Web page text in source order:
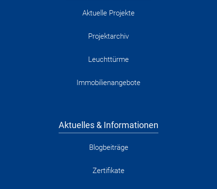
Aktuelle Projekte
Projektarchiv
Leuchttürme
Immobilienangebote
Aktuelles & Informationen
Blogbeiträge
Zertifikate